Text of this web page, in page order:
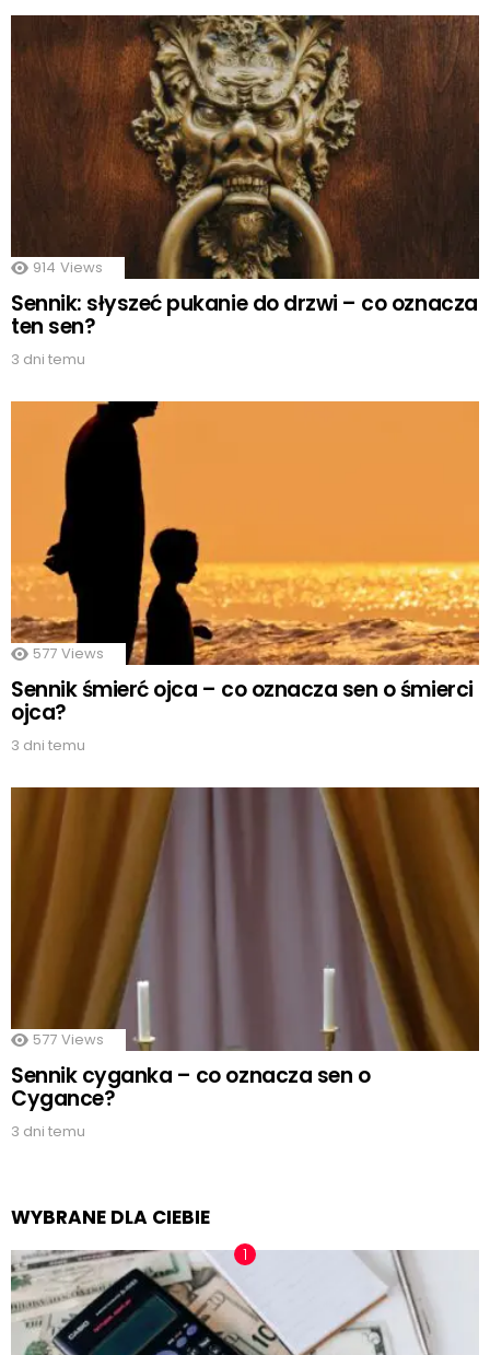
914 Views
Sennik: słyszeć pukanie do drzwi – co oznacza
ten sen?
3 dni temu
577 Views
Sennik śmierć ojca – co oznacza sen o śmierci
ojca?
3 dni temu
577 Views
Sennik cyganka – co oznacza sen o
Cygance?
3 dni temu
WYBRANE DLA CIEBIE